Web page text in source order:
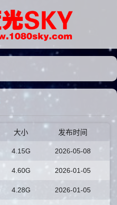
大小 发布时间
4.15G 2026-05-08
4.60G 2026-01-05
4.28G 2026-01-05